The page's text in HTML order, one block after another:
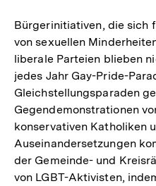
Bürgerinitiativen, die sich
von sexuellen
liberale Parteien blieben
jedes Jahr Gay-Pride-
Gleichstellungsparaden
Gegendemonstrationen
konservativen Katholiken
Auseinandersetzungen
der Gemeinde- und
von LGBT-Aktivisten,